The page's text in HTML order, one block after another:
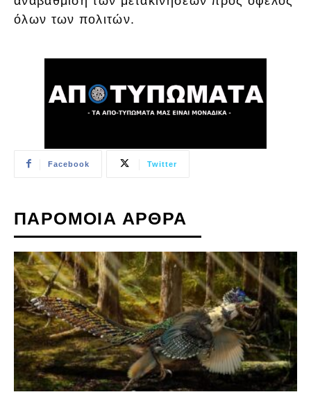
όλων των πολιτών.
Facebook Twitter
ΠΑΡΟΜΟΙΑ ΑΡΘΡΑ